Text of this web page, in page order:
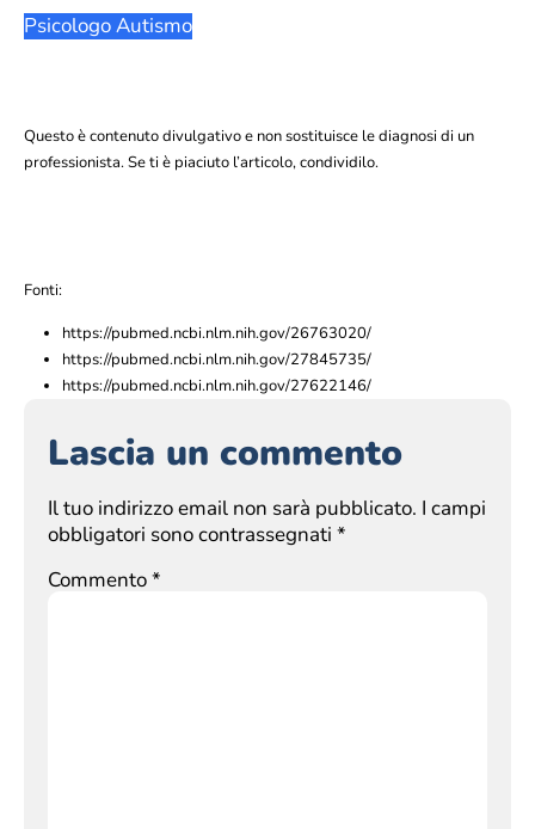
Psicologo Autismo
Questo è contenuto divulgativo e non sostituisce le diagnosi di un
professionista. Se ti è piaciuto l’articolo, condividilo.
Fonti:
https://pubmed.ncbi.nlm.nih.gov/26763020/
https://pubmed.ncbi.nlm.nih.gov/27845735/
https://pubmed.ncbi.nlm.nih.gov/27622146/
Lascia un commento
Il tuo indirizzo email non sarà pubblicato. I campi
obbligatori sono contrassegnati *
Commento*